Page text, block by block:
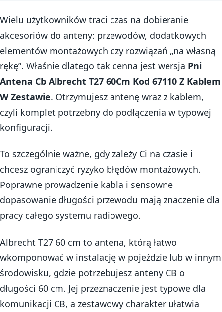
Wielu użytkowników traci czas na dobieranie
akcesoriów do anteny: przewodów, dodatkowych
elementów montażowych czy rozwiązań „na własną
rękę”. Właśnie dlatego tak cenna jest wersja Pni
Antena Cb Albrecht T27 60Cm Kod 67110 Z Kablem
W Zestawie. Otrzymujesz antenę wraz z kablem,
czyli komplet potrzebny do podłączenia w typowej
konfiguracji.
To szczególnie ważne, gdy zależy Ci na czasie i
chcesz ograniczyć ryzyko błędów montażowych.
Poprawne prowadzenie kabla i sensowne
dopasowanie długości przewodu mają znaczenie dla
pracy całego systemu radiowego.
Albrecht T27 60 cm to antena, którą łatwo
wkomponować w instalację w pojeździe lub w innym
środowisku, gdzie potrzebujesz anteny CB o
długości 60 cm. Jej przeznaczenie jest typowe dla
komunikacji CB, a zestawowy charakter ułatwia